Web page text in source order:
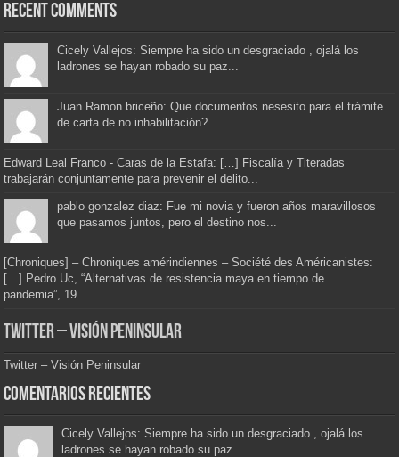
Recent Comments
Cicely Vallejos: Siempre ha sido un desgraciado , ojalá los
ladrones se hayan robado su paz...
Juan Ramon briceño: Que documentos nesesito para el trámite
de carta de no inhabilitación?...
Edward Leal Franco - Caras de la Estafa: […] Fiscalía y Titeradas
trabajarán conjuntamente para prevenir el delito...
pablo gonzalez diaz: Fue mi novia y fueron años maravillosos
que pasamos juntos, pero el destino nos...
[Chroniques] – Chroniques amérindiennes – Société des Américanistes:
[…] Pedro Uc, “Alternativas de resistencia maya en tiempo de
pandemia”, 19...
Twitter – Visión Peninsular
Twitter – Visión Peninsular
Comentarios Recientes
Cicely Vallejos: Siempre ha sido un desgraciado , ojalá los
ladrones se hayan robado su paz...